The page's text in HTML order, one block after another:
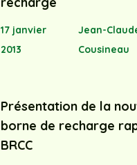
17 janvier
2013
Jean-
Cousineau
Présentation de la
borne de recharge
BRCC